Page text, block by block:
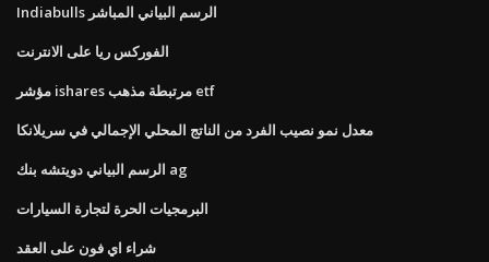
Indiabulls الرسم البياني المباشر
الفوركس ريا على الانترنت
مؤشر ishares مرتبطة مذهب etf
معدل نمو نصيب الفرد من الناتج المحلي الإجمالي في سريلانكا
الرسم البياني دويتشه بنك ag
البرمجيات الحرة لتجارة السيارات
شراء اي فون على العقد